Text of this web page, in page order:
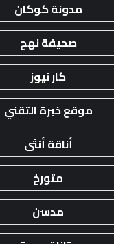
مدونة كوكان
صحيفة نهج
كار نيوز
موقع خبرة التقني
أناقة أنثى
متورخ
مدسن